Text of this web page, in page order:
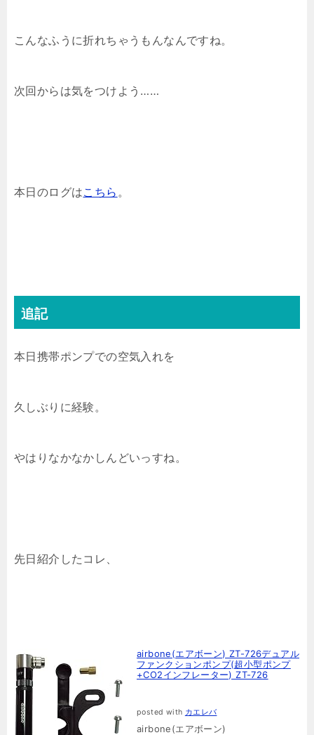
こんなふうに折れちゃうもんなんですね。
次回からは気をつけよう……
本日のログはこちら 。
追記
本日携帯ポンプでの空気入れを
久しぶりに経験。
やはりなかなかしんどいっすね。
先日紹介したコレ、
airbone(エアボーン) ZT-726デュアル
ファンクションポンプ(超小型ポンプ
+CO2インフレーター) ZT-726
posted with カエレバ
airbone(エアボーン)